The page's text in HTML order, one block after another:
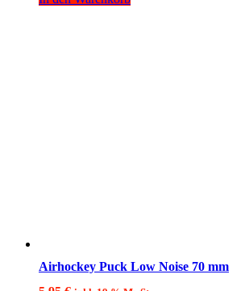
Airhockey Puck Low Noise 70 mm